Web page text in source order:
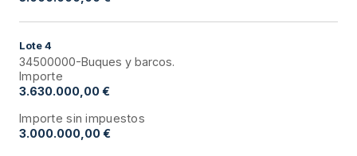
Lote 4
34500000-Buques y barcos.
Importe
3.630.000,00 €
Importe sin impuestos
3.000.000,00 €